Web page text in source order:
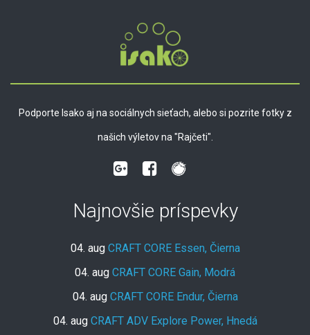
Podporte Isako aj na sociálnych sieťach, alebo si pozrite fotky z
našich výletov na "Rajčeti".
Najnovšie príspevky
04. aug CRAFT CORE Essen, Čierna
04. aug CRAFT CORE Gain, Modrá
04. aug CRAFT CORE Endur, Čierna
04. aug CRAFT ADV Explore Power, Hnedá